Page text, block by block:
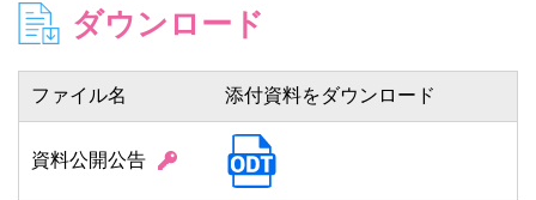
ダウンロード
ファイル名 添付資料をダウンロード
資料公開公告